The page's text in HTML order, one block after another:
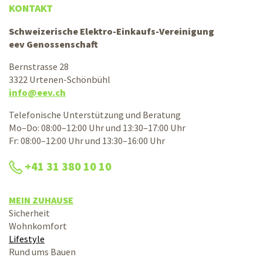
KONTAKT
Schweizerische Elektro-Einkaufs-Vereinigung
eev Genossenschaft
Bernstrasse 28
3322 Urtenen-Schönbühl
info@eev.ch
Telefonische Unterstützung und Beratung
Mo–Do: 08:00–12:00 Uhr und 13:30–17:00 Uhr
Fr: 08:00–12:00 Uhr und 13:30–16:00 Uhr
+41 31 380 10 10
MEIN ZUHAUSE
Sicherheit
Wohnkomfort
Lifestyle
Rund ums Bauen